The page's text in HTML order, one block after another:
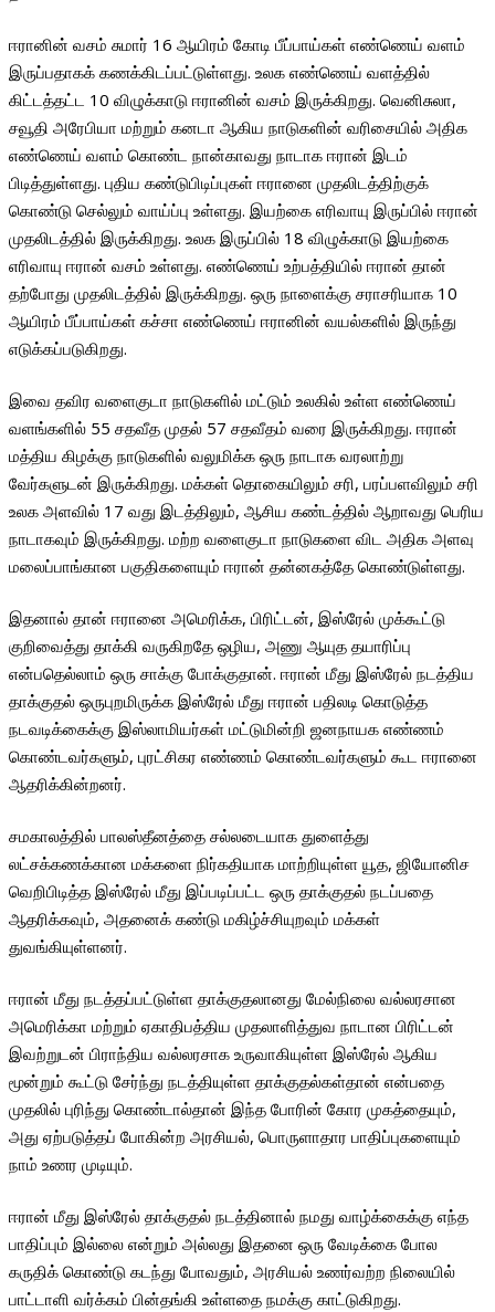
ஈரானின் வசம் சுமார் 16 ஆயிரம் கோடி பீப்பாய்கள் எண்ணெய் வளம்
இருப்பதாகக் கணக்கிடப்பட்டுள்ளது. உலக எண்ணெய் வளத்தில்
கிட்டத்தட்ட 10 விழுக்காடு ஈரானின் வசம் இருக்கிறது. வெனிசுலா,
சவூதி அரேபியா மற்றும் கனடா ஆகிய நாடுகளின் வரிசையில் அதிக
எண்ணெய் வளம் கொண்ட நான்காவது நாடாக ஈரான் இடம்
பிடித்துள்ளது. புதிய கண்டுபிடிப்புகள் ஈரானை முதலிடத்திற்குக்
கொண்டு செல்லும் வாய்ப்பு உள்ளது. இயற்கை எரிவாயு இருப்பில் ஈரான்
முதலிடத்தில் இருக்கிறது. உலக இருப்பில் 18 விழுக்காடு இயற்கை
எரிவாயு ஈரான் வசம் உள்ளது. எண்ணெய் உற்பத்தியில் ஈரான் தான்
தற்போது முதலிடத்தில் இருக்கிறது. ஒரு நாளைக்கு சராசரியாக 10
ஆயிரம் பீப்பாய்கள் கச்சா எண்ணெய் ஈரானின் வயல்களில் இருந்து
எடுக்கப்படுகிறது.
இவை தவிர வளைகுடா நாடுகளில் மட்டும் உலகில் உள்ள எண்ணெய்
வளங்களில் 55 சதவீத முதல் 57 சதவீதம் வரை இருக்கிறது. ஈரான்
மத்திய கிழக்கு நாடுகளில் வலுமிக்க ஒரு நாடாக வரலாற்று
வேர்களுடன் இருக்கிறது. மக்கள் தொகையிலும் சரி, பரப்பளவிலும் சரி
உலக அளவில் 17 வது இடத்திலும், ஆசிய கண்டத்தில் ஆறாவது பெரிய
நாடாகவும் இருக்கிறது. மற்ற வளைகுடா நாடுகளை விட அதிக அளவு
மலைப்பாங்கான பகுதிகளையும் ஈரான் தன்னகத்தே கொண்டுள்ளது.
இதனால் தான் ஈரானை அமெரிக்க, பிரிட்டன், இஸ்ரேல் முக்கூட்டு
குறிவைத்து தாக்கி வருகிறதே ஒழிய, அணு ஆயுத தயாரிப்பு
என்பதெல்லாம் ஒரு சாக்கு போக்குதான். ஈரான் மீது இஸ்ரேல் நடத்திய
தாக்குதல் ஒருபுறமிருக்க இஸ்ரேல் மீது ஈரான் பதிலடி கொடுத்த
நடவடிக்கைக்கு இஸ்லாமியர்கள் மட்டுமின்றி ஜனநாயக எண்ணம்
கொண்டவர்களும், புரட்சிகர எண்ணம் கொண்டவர்களும் கூட ஈரானை
ஆதரிக்கின்றனர்.
சமகாலத்தில் பாலஸ்தீனத்தை சல்லடையாக துளைத்து
லட்சக்கணக்கான மக்களை நிர்கதியாக மாற்றியுள்ள யூத, ஜியோனிச
வெறிபிடித்த இஸ்ரேல் மீது இப்படிப்பட்ட ஒரு தாக்குதல் நடப்பதை
ஆதரிக்கவும், அதனைக் கண்டு மகிழ்ச்சியுறவும் மக்கள்
துவங்கியுள்ளனர்.
ஈரான் மீது நடத்தப்பட்டுள்ள தாக்குதலானது மேல்நிலை வல்லரசான
அமெரிக்கா மற்றும் ஏகாதிபத்திய முதலாளித்துவ நாடான பிரிட்டன்
இவற்றுடன் பிராந்திய வல்லரசாக உருவாகியுள்ள இஸ்ரேல் ஆகிய
மூன்றும் கூட்டு சேர்ந்து நடத்தியுள்ள தாக்குதல்கள்தான் என்பதை
முதலில் புரிந்து கொண்டால்தான் இந்த போரின் கோர முகத்தையும்,
அது ஏற்படுத்தப் போகின்ற அரசியல், பொருளாதார பாதிப்புகளையும்
நாம் உணர முடியும்.
ஈரான் மீது இஸ்ரேல் தாக்குதல் நடத்தினால் நமது வாழ்க்கைக்கு எந்த
பாதிப்பும் இல்லை என்றும் அல்லது இதனை ஒரு வேடிக்கை போல
கருதிக் கொண்டு கடந்து போவதும், அரசியல் உணர்வற்ற நிலையில்
பாட்டாளி வர்க்கம் பின்தங்கி உள்ளதை நமக்கு காட்டுகிறது.